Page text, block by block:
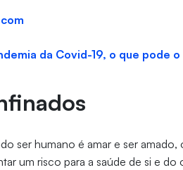
da Covid-19, o que pode
ser humano é amar e ser
um risco para a saúde de si e